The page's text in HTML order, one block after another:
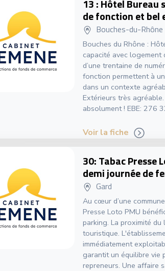
13 : Hôtel Bureau
de fonction et bel
Bouches-du-Rhône
Bouches du Rhône :
capacité avec
d’une trentaine de
fonction permettent à
dans un contexte
Extérieurs très
absolument ! EBE: 276
Voir la fiche
30: Tabac Presse
demi journée de
Gard
Au cœur d’une
Presse Loto PMU
parking. La proximité
touristique.
immédiatement
garantit un équilibre vie
repreneurs. Une affaire